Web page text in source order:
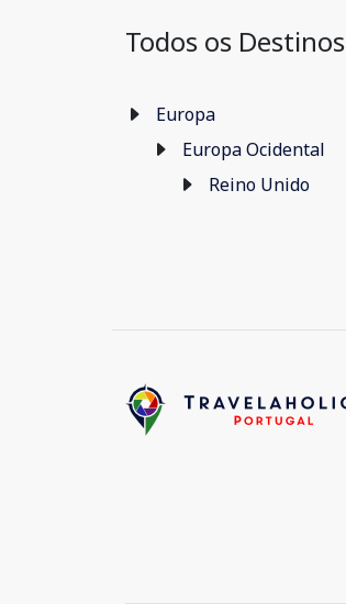
Todos os Destinos
Europa
Europa Ocidental
Reino Unido